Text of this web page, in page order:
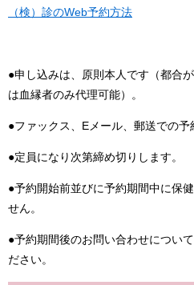
（検）診のWeb予約方法
●申し込みは、原則本人です（都合
は血縁者のみ代理可能）。
●ファックス、Eメール、郵送での予
●定員になり次第締め切りします。
●予約開始前並びに予約期間中に保
せん。
●予約期間後のお問い合わせについ
ださい。